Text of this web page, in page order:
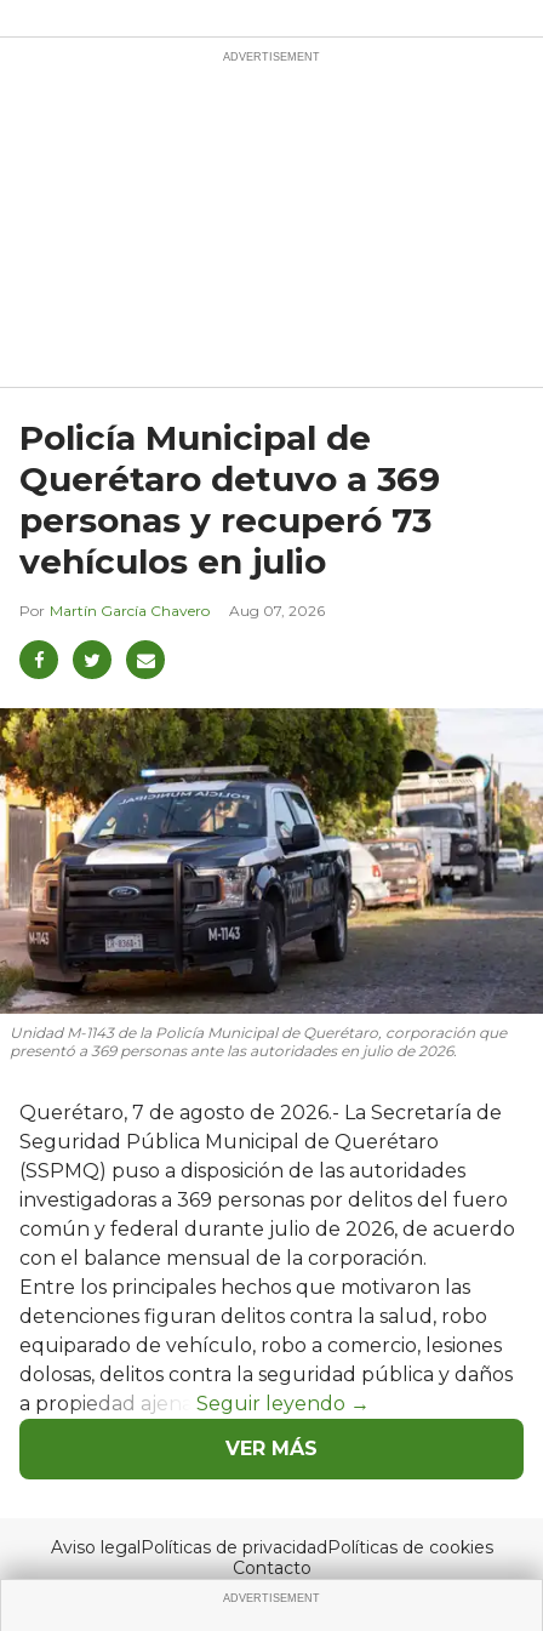
Policía Municipal de
Querétaro detuvo a 369
personas y recuperó 73
vehículos en julio
Martín García Chavero Aug 07, 2026
Unidad M-1143 de la Policía Municipal de Querétaro, corporación que
presentó a 369 personas ante las autoridades en julio de 2026.
Querétaro, 7 de agosto de 2026.- La Secretaría de
Seguridad Pública Municipal de Querétaro
(SSPMQ) puso a disposición de las autoridades
investigadoras a 369 personas por delitos del fuero
común y federal durante julio de 2026, de acuerdo
con el balance mensual de la corporación.
Entre los principales hechos que motivaron las
detenciones figuran delitos contra la salud, robo
equiparado de vehículo, robo a comercio, lesiones
dolosas, delitos contra la seguridad pública y daños
a propiedad ajena.
VER MÁS
Aviso legalPolíticas de privacidadPolíticas de cookies
Contacto